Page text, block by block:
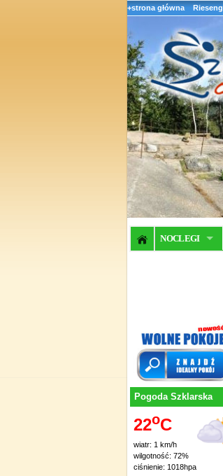
+strona główna
NOCLEGI
Pogoda Szklarska
22oC
wiatr: 1 km/h
wilgotność: 72%
ciśnienie: 1018hpa